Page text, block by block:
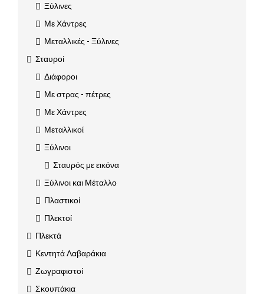
Ξύλινες
Με Χάντρες
Μεταλλικές - Ξύλινες
Σταυροί
Διάφοροι
Με στρας - πέτρες
Με Χάντρες
Μεταλλικοί
Ξύλινοι
Σταυρός με εικόνα
Ξύλινοι και Μέταλλο
Πλαστικοί
Πλεκτοί
Πλεκτά
Κεντητά Λαβαράκια
Ζωγραφιστοί
Σκουπάκια